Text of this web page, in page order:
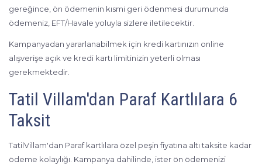
gereğince, ön ödemenin kısmi geri ödenmesi durumunda
ödemeniz, EFT/Havale yoluyla sizlere iletilecektir.
Kampanyadan yararlanabilmek için kredi kartınızın online
alışverişe açık ve kredi kartı limitinizin yeterli olması
gerekmektedir.
Tatil Villam'dan Paraf Kartlılara 6
Taksit
TatilVillam'dan Paraf kartlılara özel peşin fiyatına altı taksite kadar
ödeme kolaylığı. Kampanya dahilinde, ister ön ödemenizi